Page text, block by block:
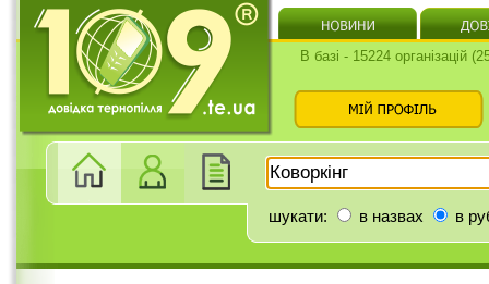
В базі - 15224 організацій
шукати: в назвах в